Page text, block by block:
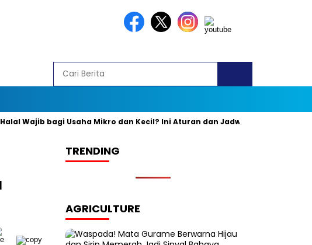
bagi Usaha Mikro dan Kecil? Ini Aturan dan Jadwal Resminya
TRENDING
AGRICULTURE